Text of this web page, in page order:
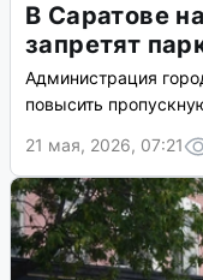
В Саратове
запретят
Администрация
повысить
21 мая, 2026, 07:21